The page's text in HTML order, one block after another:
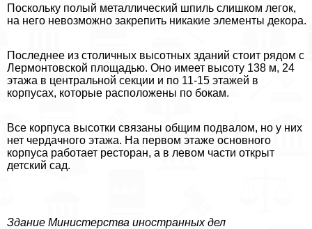
Поскольку полый металлический шпиль слишком легок,
на него невозможно закрепить никакие элементы декора.
Последнее из столичных высотных зданий стоит рядом с
Лермонтовской площадью. Оно имеет высоту 138 м, 24
этажа в центральной секции и по 11-15 этажей в
корпусах, которые расположены по бокам.
Все корпуса высотки связаны общим подвалом, но у них
нет чердачного этажа. На первом этаже основного
корпуса работает ресторан, а в левом части открыт
детский сад.
Здание Министерства иностранных дел